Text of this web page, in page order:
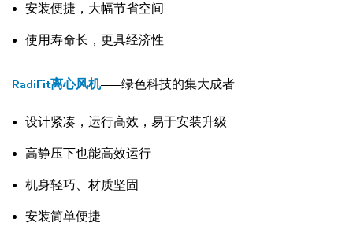
安装便捷，大幅节省空间
使用寿命长，更具经济性
RadiFit离心风机——绿色科技的集大成者
设计紧凑，运行高效，易于安装升级
高静压下也能高效运行
机身轻巧、材质坚固
安装简单便捷